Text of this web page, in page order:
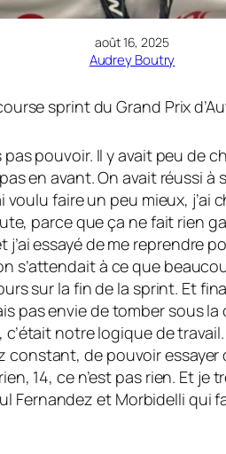
août 16, 2025
Audrey Boutry
sprint du Grand Prix
pouvoir. Il y avait peu de
en avant. On avait réussi
voulu faire un peu mieux,
parce que ça ne fait rien
essayé de me reprendre
s’attendait à ce que
sur la fin de la sprint. Et
pas envie de tomber
notre logique de
constant, de pouvoir
14, ce n’est pas rien. Et
Fernandez et Morbidelli qui